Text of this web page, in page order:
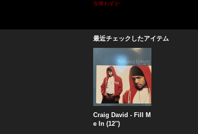
在庫わずか
最近チェックしたアイテム
Craig David - Fill M
e In (12'')